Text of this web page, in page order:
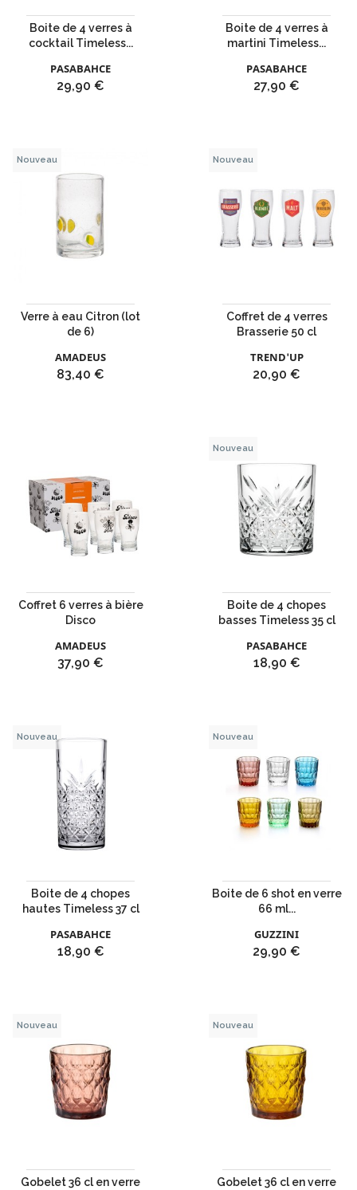
Boite de 4 verres à
cocktail Timeless...
PASABAHCE
Prix
29,90 €
Boite de 4 verres à
martini Timeless...
PASABAHCE
Prix
27,90 €
Verre à eau Citron (lot
de 6)
AMADEUS
Prix
83,40 €
Nouveau
Coffret de 4 verres
Brasserie 50 cl
TREND'UP
Prix
20,90 €
Nouveau
Coffret 6 verres à bière
Disco
AMADEUS
Prix
37,90 €
Boite de 4 chopes
basses Timeless 35 cl
PASABAHCE
Prix
18,90 €
Nouveau
Boite de 4 chopes
hautes Timeless 37 cl
PASABAHCE
Prix
18,90 €
Nouveau
Boite de 6 shot en verre
66 ml...
GUZZINI
Prix
29,90 €
Nouveau
Gobelet 36 cl en verre
Nouveau
Gobelet 36 cl en verre
Nouveau